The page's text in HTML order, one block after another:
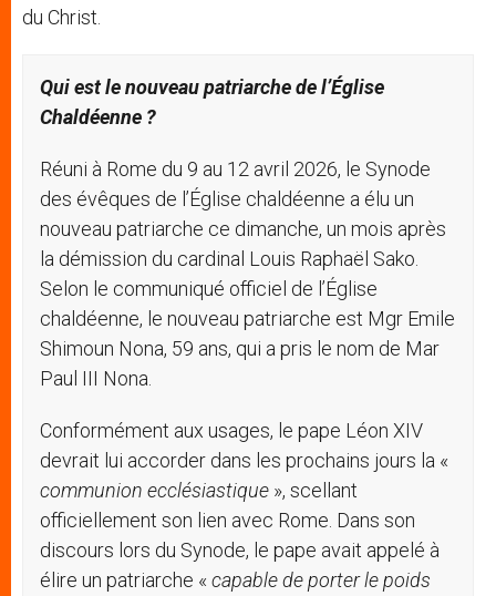
du Christ.
Quiest le nouveaupatriarchede l’Église
Chaldéenne ?
Réuni à Rome du 9 au 12 avril 2026, le Synode
des évêques de l’Église chaldéenne a élu un
nouveau patriarche ce dimanche, un mois après
la démission du cardinal Louis Raphaël Sako.
Selon le communiqué officiel de l’Église
chaldéenne, le nouveau patriarche est Mgr Emile
Shimoun Nona, 59 ans, qui a pris le nom de Mar
Paul III Nona.
Conformément aux usages, le pape Léon XIV
devrait lui accorder dans les prochains jours la «
communion ecclésiastique », scellant
officiellement son lien avec Rome. Dans son
discours lors du Synode, le pape avait appelé à
élire un patriarche « capable de porter le poids